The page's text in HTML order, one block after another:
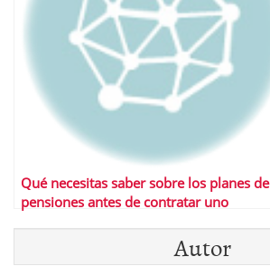
Qué necesitas saber sobre los planes de
pensiones antes de contratar uno
Autor